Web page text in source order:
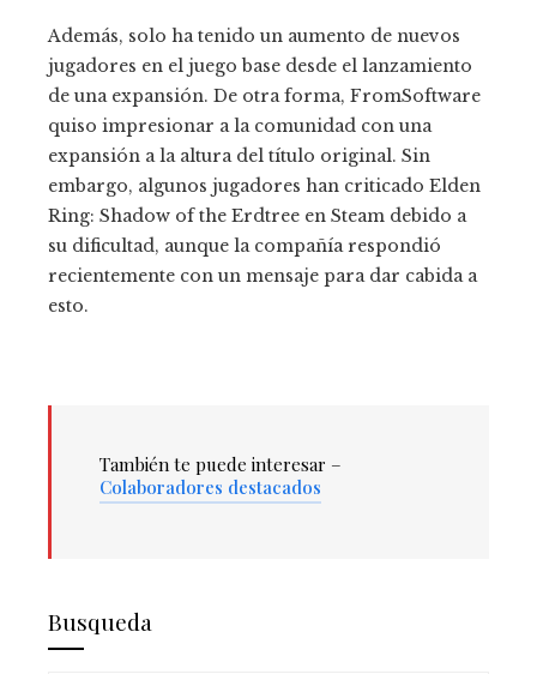
Además, solo ha tenido un aumento de nuevos
jugadores en el juego base desde el lanzamiento
de una expansión. De otra forma, FromSoftware
quiso impresionar a la comunidad con una
expansión a la altura del título original. Sin
embargo, algunos jugadores han criticado Elden
Ring: Shadow of the Erdtree en Steam debido a
su dificultad, aunque la compañía respondió
recientemente con un mensaje para dar cabida a
esto.
También te puede interesar –
Colaboradores destacados
Busqueda